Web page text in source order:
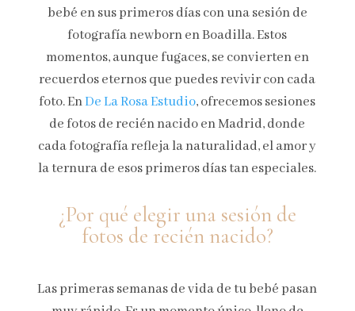
bebé en sus primeros días con una sesión de
fotografía newborn en Boadilla. Estos
momentos, aunque fugaces, se convierten en
recuerdos eternos que puedes revivir con cada
foto. EnDe La Rosa Estudio, ofrecemos sesiones
de fotos de recién nacido en Madrid, donde
cada fotografía refleja la naturalidad, el amor y
la ternura de esos primeros días tan especiales.
¿Por qué elegir una sesión de
fotos de recién nacido?
Las primeras semanas de vida de tu bebé pasan